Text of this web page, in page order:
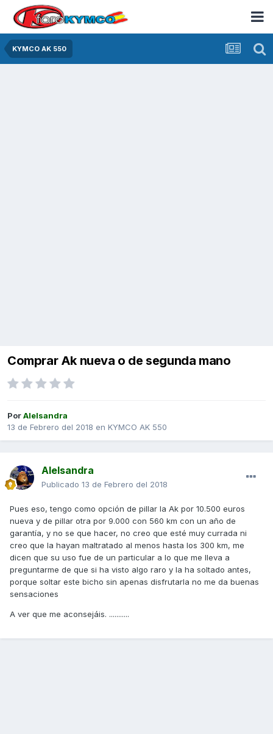
KYMCO AK 550
Comprar Ak nueva o de segunda mano
PorAlelsandra
13 de Febrero del 2018 en KYMCO AK 550
Alelsandra
Publicado 13 de Febrero del 2018
Pues eso, tengo como opción de pillar la Ak por 10.500 euros
nueva y de pillar otra por 9.000 con 560 km con un año de
garantía, y no se que hacer, no creo que esté muy currada ni
creo que la hayan maltratado al menos hasta los 300 km, me
dicen que su uso fue de un particular a lo que me lleva a
preguntarme de que si ha visto algo raro y la ha soltado antes,
porque soltar este bicho sin apenas disfrutarla no me da buenas
sensaciones
A ver que me aconsejáis. ...........